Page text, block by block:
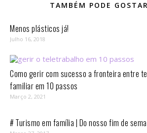
TAMBÉM PODE
Menos plásticos já!
Julho 16, 2018
Como gerir com sucesso a fronteira entre
familiar em 10 passos⁣
Março 2, 2021
# Turismo em família | Do nosso fim de